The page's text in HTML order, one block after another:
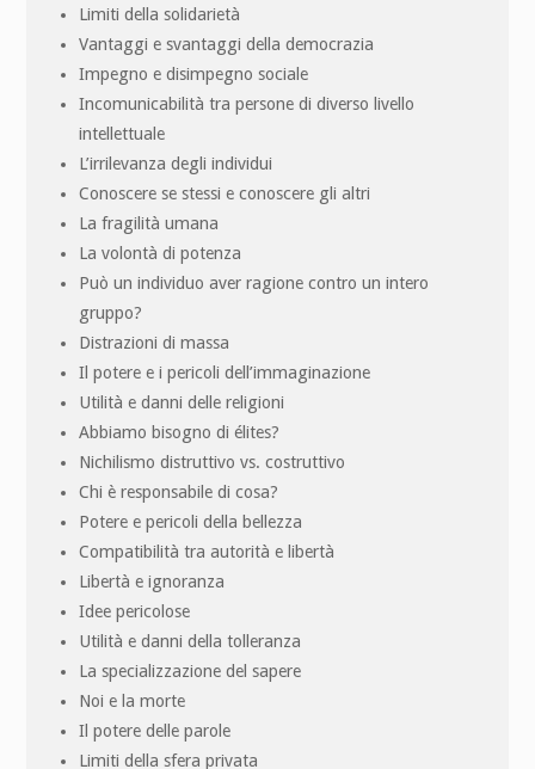
Limiti della solidarietà
Vantaggi e svantaggi della democrazia
Impegno e disimpegno sociale
Incomunicabilità tra persone di diverso livello
intellettuale
L’irrilevanza degli individui
Conoscere se stessi e conoscere gli altri
La fragilità umana
La volontà di potenza
Può un individuo aver ragione contro un intero
gruppo?
Distrazioni di massa
Il potere e i pericoli dell’immaginazione
Utilità e danni delle religioni
Abbiamo bisogno di élites?
Nichilismo distruttivo vs. costruttivo
Chi è responsabile di cosa?
Potere e pericoli della bellezza
Compatibilità tra autorità e libertà
Libertà e ignoranza
Idee pericolose
Utilità e danni della tolleranza
La specializzazione del sapere
Noi e la morte
Il potere delle parole
Limiti della sfera privata